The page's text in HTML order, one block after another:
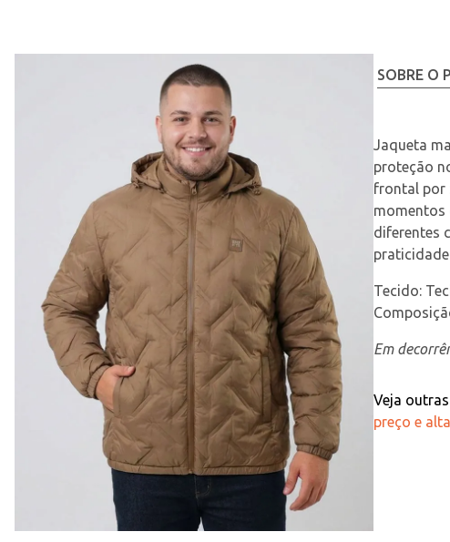
SOBRE O
Jaqueta
proteção
frontal por
momentos
diferentes
Tecido:
Em
Veja
preço e